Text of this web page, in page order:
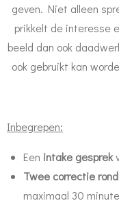
geven. Niet alleen
prikkelt de interesse
beeld dan ook
ook gebruikt kan
Inbegrepen:
Een intake gesprek
Twee correctie
maximaal 30